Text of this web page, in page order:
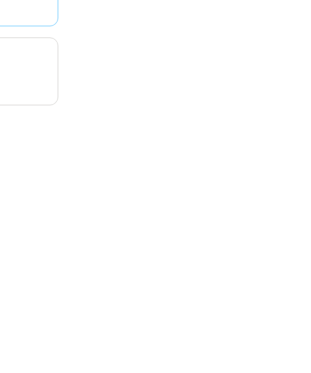
over